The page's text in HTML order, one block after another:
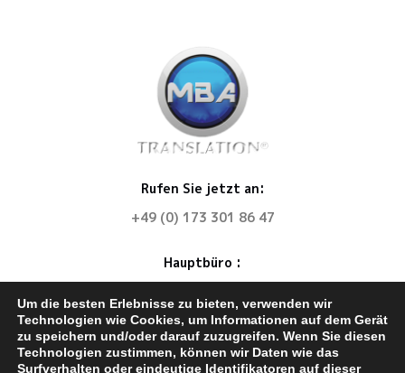
Rufen Sie jetzt an:
+49 (0) 173 301 86 47
Hauptbüro :
MBA Translation
67585 Dorn-Dürkheim
E-Mail. info@mba-translation.com
Um die besten Erlebnisse zu bieten, verwenden wir
Technologien wie Cookies, um Informationen auf dem Gerät
zu speichern und/oder darauf zuzugreifen. Wenn Sie diesen
Technologien zustimmen, können wir Daten wie das
Surfverhalten oder eindeutige Identifikatoren auf dieser